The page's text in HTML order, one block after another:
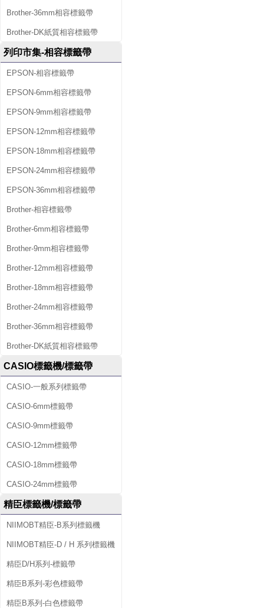
Brother-36mm相容標籤帶
Brother-DK紙質相容標籤帶
列印市集-相容標籤帶
EPSON-相容標籤帶
EPSON-6mm相容標籤帶
EPSON-9mm相容標籤帶
EPSON-12mm相容標籤帶
EPSON-18mm相容標籤帶
EPSON-24mm相容標籤帶
EPSON-36mm相容標籤帶
Brother-相容標籤帶
Brother-6mm相容標籤帶
Brother-9mm相容標籤帶
Brother-12mm相容標籤帶
Brother-18mm相容標籤帶
Brother-24mm相容標籤帶
Brother-36mm相容標籤帶
Brother-DK紙質相容標籤帶
CASIO標籤機/標籤帶
CASIO-一般系列標籤帶
CASIO-6mm標籤帶
CASIO-9mm標籤帶
CASIO-12mm標籤帶
CASIO-18mm標籤帶
CASIO-24mm標籤帶
精臣標籤機/標籤帶
NIIMOBT精臣-B系列標籤機
NIIMOBT精臣-D / H 系列標籤機
精臣D/H系列-標籤帶
精臣B系列-彩色標籤帶
精臣B系列-白色標籤帶